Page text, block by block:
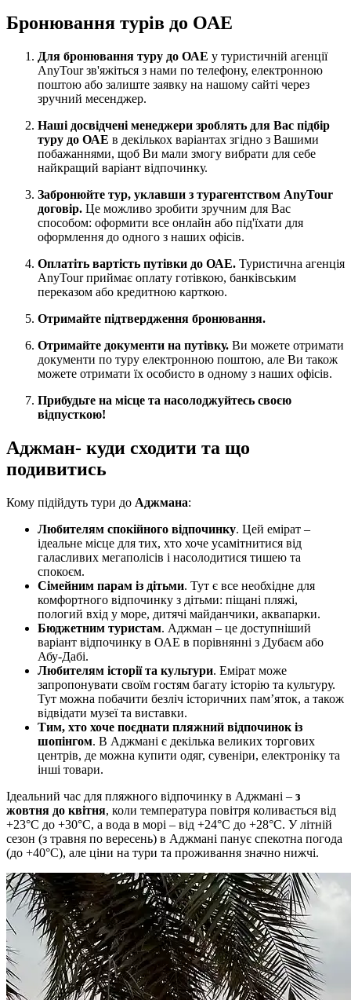
Бронювання турів до ОАЕ
Для бронювання туру до ОАЕ у туристичній агенції
AnyTour зв'яжіться з нами по телефону, електронною
поштою або залиште заявку на нашому сайті через
зручний месенджер.
Наші досвідчені менеджери зроблять для Вас підбір
туру до ОАЕ в декількох варіантах згідно з Вашими
побажаннями, щоб Ви мали змогу вибрати для себе
найкращий варіант відпочинку.
Забронюйте тур, уклавши з турагентством AnyTour
договір. Це можливо зробити зручним для Вас
способом: оформити все онлайн або під'їхати для
оформлення до одного з наших офісів.
Оплатіть вартість путівки до ОАЕ. Туристична агенція
AnyTour приймає оплату готівкою, банківським
переказом або кредитною карткою.
Отримайте підтвердження бронювання.
Отримайте документи на путівку. Ви можете отримати
документи по туру електронною поштою, але Ви також
можете отримати їх особисто в одному з наших офісів.
Прибудьте на місце та насолоджуйтесь своєю
відпусткою!
Аджман- куди сходити та що
подивитись
Кому підійдуть тури до Аджмана:
Любителям спокійного відпочинку. Цей емірат –
ідеальне місце для тих, хто хоче усамітнитися від
галасливих мегаполісів і насолодитися тишею та
спокоєм.
Сімейним парам із дітьми. Тут є все необхідне для
комфортного відпочинку з дітьми: піщані пляжі,
пологий вхід у море, дитячі майданчики, аквапарки.
Бюджетним туристам. Аджман – це доступніший
варіант відпочинку в ОАЕ в порівнянні з Дубаєм або
Абу-Дабі.
Любителям історії та культури. Емірат може
запропонувати своїм гостям багату історію та культуру.
Тут можна побачити безліч історичних пам’яток, а також
відвідати музеї та виставки.
Тим, хто хоче поєднати пляжний відпочинок із
шопінгом. В Аджмані є декілька великих торгових
центрів, де можна купити одяг, сувеніри, електроніку та
інші товари.
Ідеальний час для пляжного відпочинку в Аджмані – з
жовтня до квітня, коли температура повітря коливається від
+23°C до +30°C, а вода в морі – від +24°C до +28°C. У літній
сезон (з травня по вересень) в Аджмані панує спекотна погода
(до +40°C), але ціни на тури та проживання значно нижчі.